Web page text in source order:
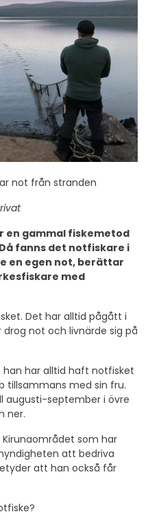
not från stranden
en gammal fiskemetod
fanns det notfiskare i
en egen not, berättar
med
Det har alltid pågått i
not och livnärde sig på
han har alltid haft notfisket
tillsammans med sin fru.
augusti-september i övre
ner.
som har
att bedriva
att han också får